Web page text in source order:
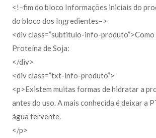
<!–fim do bloco Informações iniciais do
do bloco dos Ingredientes–>
<div class=”subtitulo-info-
Proteína de Soja:
</div>
<div class=”txt-info-produto”>
<p>Existem muitas formas de hidratar a
antes do uso. A mais conhecida é deixar a
água fervente.
</p>